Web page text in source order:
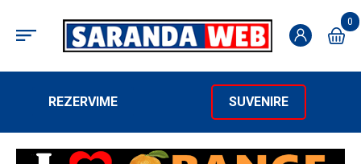
0
REZERVIME SUVENIRE